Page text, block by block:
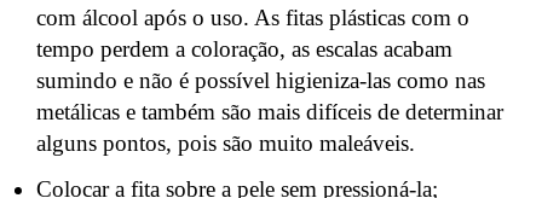
com álcool após o uso. As fitas plásticas com o
tempo perdem a coloração, as escalas acabam
sumindo e não é possível higieniza-las como nas
metálicas e também são mais difíceis de determinar
alguns pontos, pois são muito maleáveis.
Colocar a fita sobre a pele sem pressioná-la;